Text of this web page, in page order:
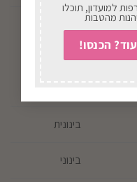
למועדון, תוכלו
מהטבות
הכנסו!
בינונית
בינוני